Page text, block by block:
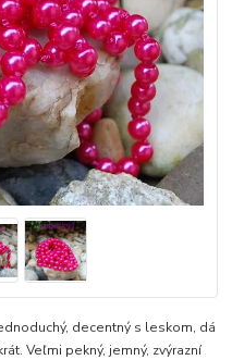
decentný s leskom, dá
Veľmi pekný, jemný, zvýrazní